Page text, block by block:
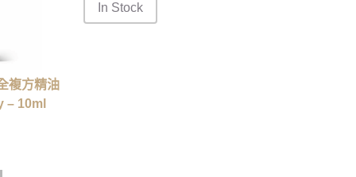
複方精油
– 10ml
In Stock